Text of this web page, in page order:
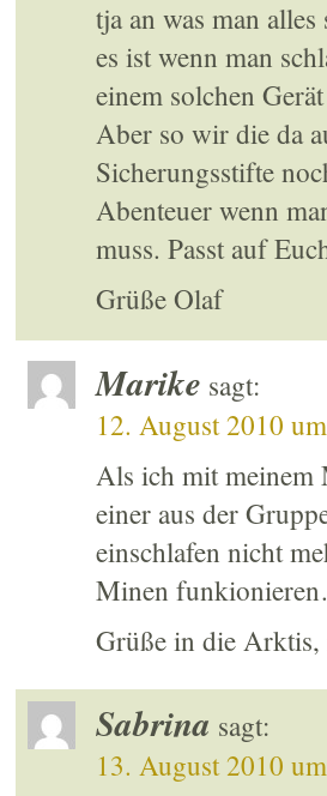
tja an was man
es ist wenn man
einem solchen
Aber so wir die da
Sicherungsstifte
Abenteuer wenn
muss. Passt auf
Grüße Olaf
Marike sagt:
12. August 2010
Als ich mit meinem
einer aus der
einschlafen nicht
Minen
Grüße in die Arktis,
Sabrina sagt:
13. August 2010